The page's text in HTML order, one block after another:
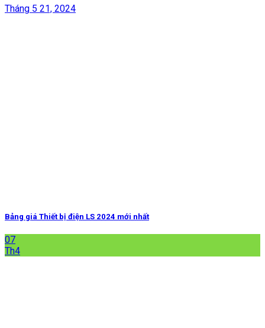
Tháng 5 21, 2024
Bảng giá Thiết bị điện LS 2024 mới nhất
07
Th4